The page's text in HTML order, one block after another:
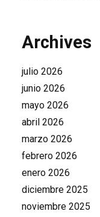
Archives
julio 2026
junio 2026
mayo 2026
abril 2026
marzo 2026
febrero 2026
enero 2026
diciembre 2025
noviembre 2025